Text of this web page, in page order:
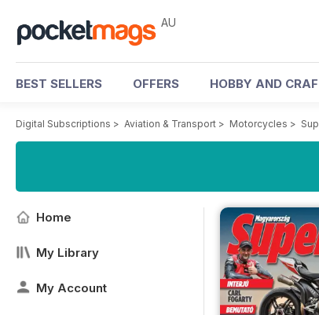
AU
BEST SELLERS OFFERS HOBBY AND
Digital Subscriptions > Aviation & Transport > Motorcycles >
Home
My Library
My Account